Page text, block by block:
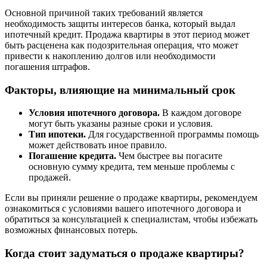
Основной причиной таких требований является
необходимость защиты интересов банка, который выдал
ипотечный кредит. Продажа квартиры в этот период может
быть расценена как подозрительная операция, что может
привести к накоплению долгов или необходимости
погашения штрафов.
Факторы, влияющие на минимальный срок
Условия ипотечного договора. В каждом договоре
могут быть указаны разные сроки и условия.
Тип ипотеки. Для государственной программы помощь
может действовать иное правило.
Погашение кредита. Чем быстрее вы погасите
основную сумму кредита, тем меньше проблемы с
продажей.
Если вы приняли решение о продаже квартиры, рекомендуем
ознакомиться с условиями вашего ипотечного договора и
обратиться за консультацией к специалистам, чтобы избежать
возможных финансовых потерь.
Когда стоит задуматься о продаже квартиры?